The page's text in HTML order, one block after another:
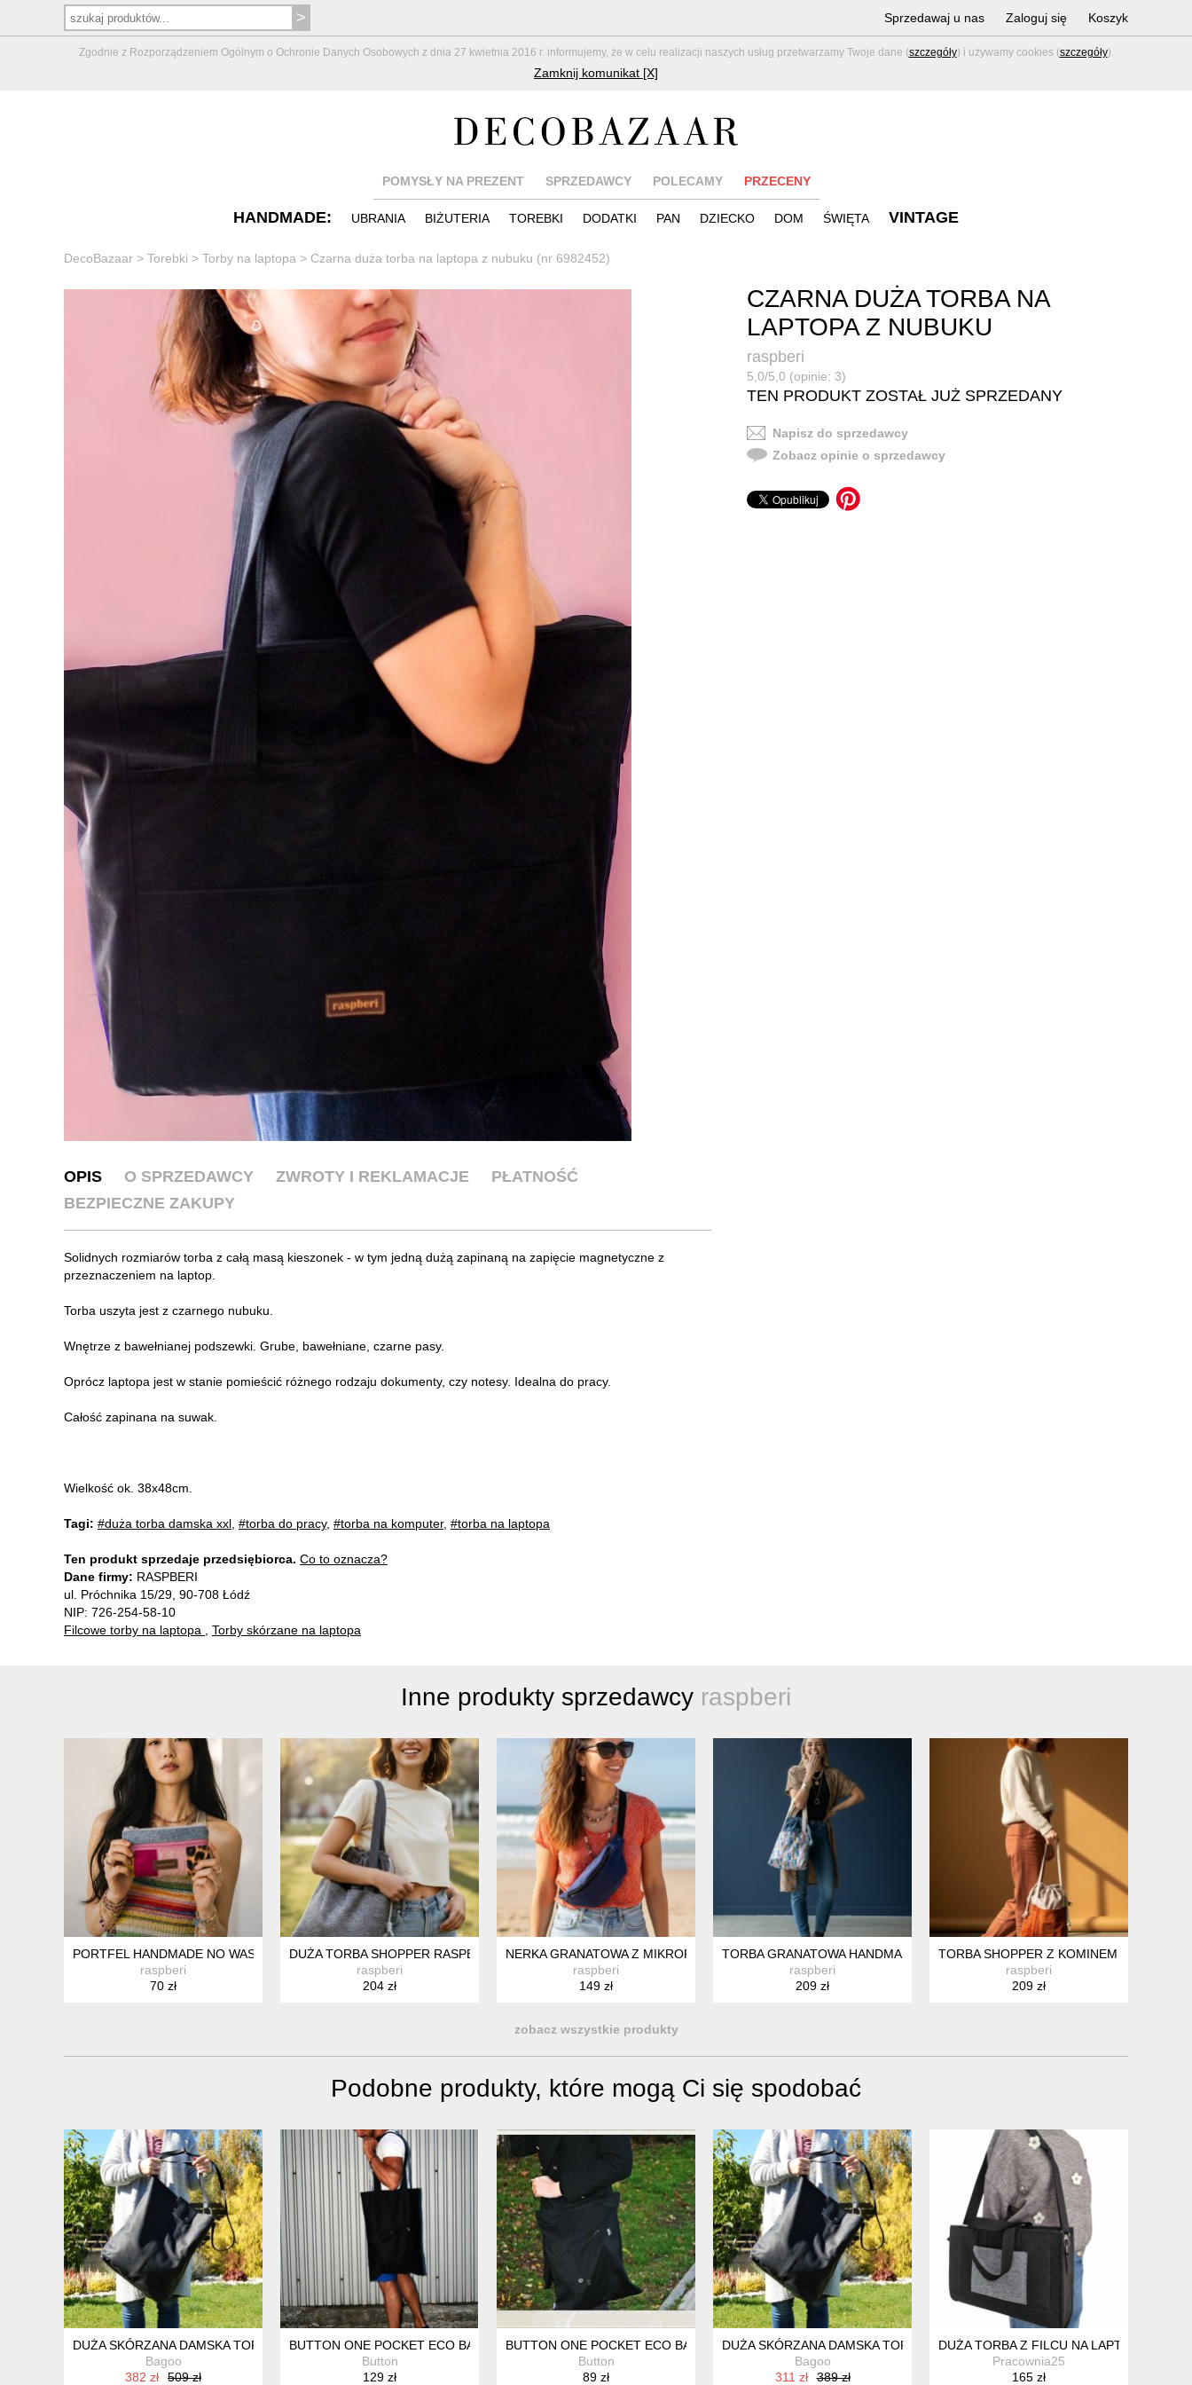
Zgodnie z Rozporządzeniem Ogólnym o Ochronie Danych Osobowych z dnia 27 kwietnia 2016 r. informujemy, że w celu realizacji naszych usług przetwarzamy Twoje dane (szczegóły) i używamy cookies (szczegóły).
Zamknij komunikat [X]
Sprzedawaj u nas Zaloguj się Koszyk
POMYSŁY NA PREZENT SPRZEDAWCY POLECAMY PRZECENY
HANDMADE: UBRANIA BIŻUTERIA TOREBKI DODATKI PAN DZIECKO DOM ŚWIĘTA VINTAGE
DecoBazaar > Torebki > Torby na laptopa > Czarna duża torba na laptopa z nubuku (nr 6982452)
CZARNA DUŻA TORBA NA
LAPTOPA Z NUBUKU
raspberi
5,0/5,0 (opinie: 3)
TEN PRODUKT ZOSTAŁ JUŻ SPRZEDANY
Napisz do sprzedawcy
Zobacz opinie o sprzedawcy
OPIS O SPRZEDAWCY ZWROTY I REKLAMACJE
PŁATNOŚĆ
BEZPIECZNE ZAKUPY
Solidnych rozmiarów torba z całą masą kieszonek - w tym jedną dużą zapinaną na zapięcie magnetyczne z
przeznaczeniem na laptop.
Torba uszyta jest z czarnego nubuku.
Wnętrze z bawełnianej podszewki. Grube, bawełniane, czarne pasy.
Oprócz laptopa jest w stanie pomieścić różnego rodzaju dokumenty, czy notesy. Idealna do pracy.
Całość zapinana na suwak.
Wielkość ok. 38x48cm.
Tagi: #duża torba damska xxl #torba do pracy, #torba na komputer, #torba na laptopa
Ten produkt sprzedaje przedsiębiorca. Co to oznacza?
Dane firmy: RASPBERI
ul. Próchnika 15/29, 90-708 Łódź
NIP: 726-254-58-10
Filcowe torby na laptopa
Torby skórzane na laptopa
Inne produkty sprzedawcy raspberi
PORTFEL HANDMADE NO WASTE – UNIKAT Z RESZTEK TKANIN | RASPBERI
raspberi
70 zł
DUŻA TORBA SHOPPER RASPBERI – UNIKATOWA TORBA HANDMADE Z KIESZENIAMI
raspberi
204 zł
NERKA GRANATOWA Z MIKROFAZY RASPBERI – RĘCZNIE SZYTA SASZETKA NA PAS I PRZEZ RAMIĘ
raspberi
149 zł
TORBA GRANATOWA HANDMADE RASPBERI – UNIKATOWA TORBA DLA MAMY
raspberi
209 zł
TORBA SHOPPER Z KOMINEM RASPBERI
raspberi
209 zł
zobacz wszystkie produkty
Podobne produkty, które mogą Ci się spodobać
DUŻA SKÓRZANA DAMSKA TORBA - WOREK NA ZAKUPY
Bagoo
382 zł
509 zł
BUTTON ONE POCKET ECO BAG CZARNA TORBA
Button
129 zł
BUTTON ONE POCKET ECO BAG CZARNA TORBA
Button
89 zł
DUŻA SKÓRZANA DAMSKA TORBA - WOREK NA ZAKUPY
Bagoo
311 zł
389 zł
DUŻA TORBA Z FILCU NA LAPTOPA
Pracownia25
165 zł